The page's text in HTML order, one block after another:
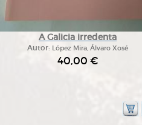
A Galicia irredenta
Autor: López Mira, Álvaro Xosé
40,00 €